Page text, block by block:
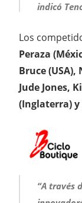
indicó
Los
Peraza
Bruce (USA),
Jude Jones,
(Inglaterra) y
“A través